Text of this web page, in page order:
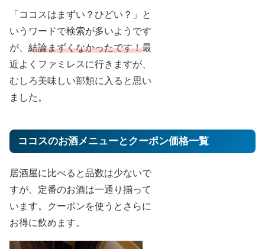
「ココスはまずい？ひどい？」と
いうワードで検索が多いようです
が、 結論まずくなかったです！最
近よくファミレスに行きますが、
むしろ美味しい部類に入ると思い
ました。
ココスのお酒メニューとクーポン価格一覧
居酒屋に比べると品数は少ないで
すが、定番のお酒は一通り揃って
います。クーポンを使うとさらに
お得に飲めます。